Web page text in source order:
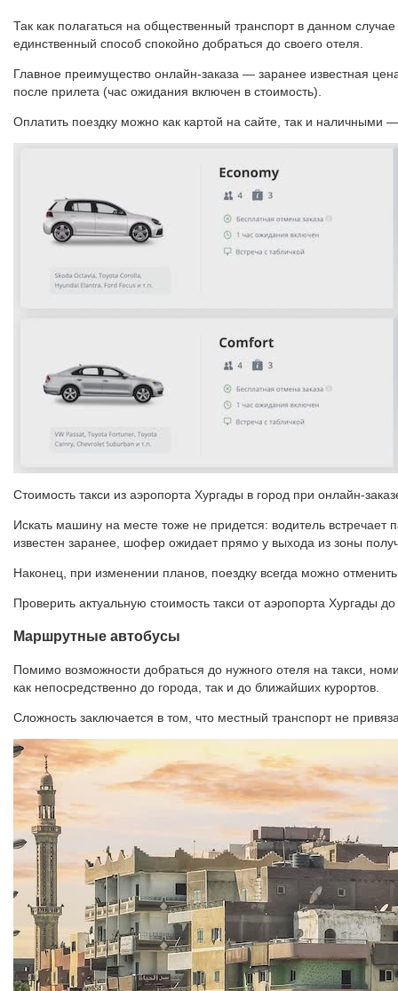
Так как полагаться на общественный транспорт в данном
единственный способ спокойно добраться до своего отеля.
Главное преимущество онлайн-заказа — заранее известная
после прилета (час ожидания включен в стоимость).
Оплатить поездку можно как картой на сайте, так и наличными
Стоимость такси из аэропорта Хургады в город при онлайн-
Искать машину на месте тоже не придется: водитель
известен заранее, шофер ожидает прямо у выхода из зоны
Наконец, при изменении планов, поездку всегда можно
Проверить актуальную стоимость такси от аэропорта Хургады
Маршрутные автобусы
Помимо возможности добраться до нужного отеля на такси,
как непосредственно до города, так и до ближайших курортов.
Сложность заключается в том, что местный транспорт не